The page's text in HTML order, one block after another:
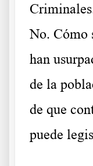
No. Cómo
han
de la
de que
puede